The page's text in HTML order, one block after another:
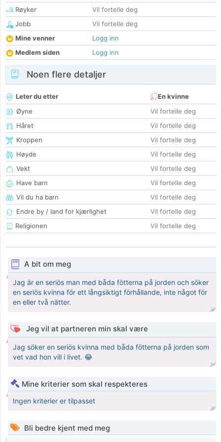
Røyker
Vil fortelle deg
Jobb
Vil fortelle deg
Mine venner
Logg inn
Medlem siden
Logg inn
Noen flere detaljer
Leter du etter
En kvinne
Øyne
Vil fortelle deg
Håret
Vil fortelle deg
Kroppen
Vil fortelle deg
Høyde
Vil fortelle deg
Vekt
Vil fortelle deg
Have barn
Vil fortelle deg
Vil du ha barn
Vil fortelle deg
Endre by / land for kjærlighet
Vil fortelle deg
Religionen
Vil fortelle deg
A bit om meg
Jag är en seriös man med båda fötterna på jorden och söker
en seriös kvinna för ett långsiktigt förhållande, inte något för
en eller två nätter.
Jeg vil at partneren min skal være
Jag söker en seriös kvinna med båda fötterna på jorden som
vet vad hon vill i livet. 😂
Mine kriterier som skal respekteres
Ingen kriterier er tilpasset
Bli bedre kjent med meg